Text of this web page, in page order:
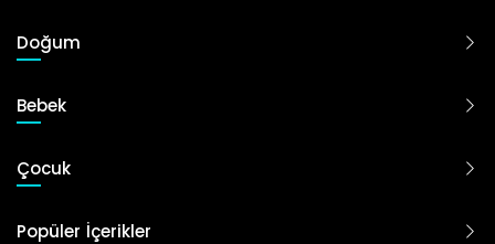
Doğum
Bebek
Çocuk
Popüler İçerikler